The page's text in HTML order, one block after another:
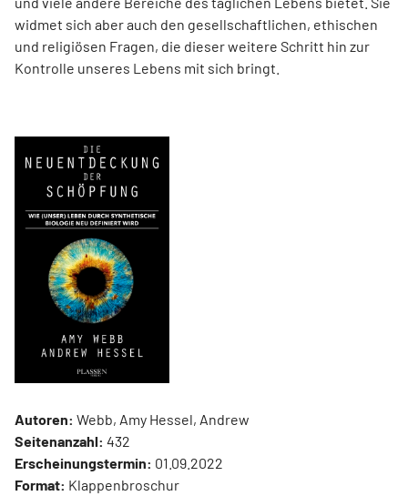
widmet sich aber auch den gesellschaftlichen, ethischen
und religiösen Fragen, die dieser weitere Schritt hin zur
Kontrolle unseres Lebens mit sich bringt.
Autoren: Webb, Amy Hessel, Andrew
Seitenanzahl: 432
Erscheinungstermin: 01.09.2022
Format: Klappenbroschur